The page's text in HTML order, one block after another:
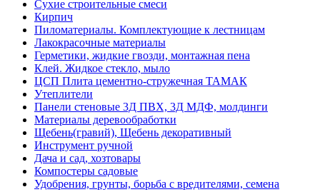
Сухие строительные смеси
Кирпич
Пиломатериалы. Комплектующие к лестницам
Лакокрасочные материалы
Герметики, жидкие гвозди, монтажная пена
Клей. Жидкое стекло, мыло
ЦСП Плита цементно-стружечная ТАМАК
Утеплители
Панели стеновые 3Д ПВХ, 3Д МДФ, молдинги
Материалы деревообработки
Щебень(гравий), Щебень декоративный
Инструмент ручной
Дача и сад, хозтовары
Компостеры садовые
Удобрения, грунты, борьба с вредителями, семена